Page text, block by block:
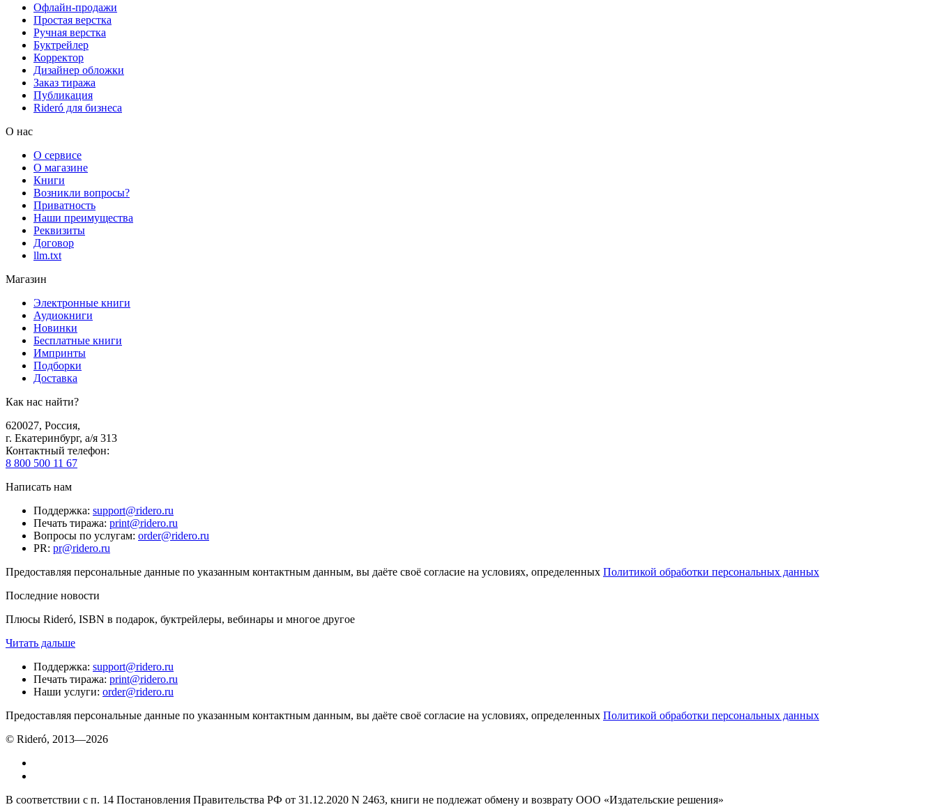
Офлайн-продажи
Простая верстка
Ручная верстка
Буктрейлер
Корректор
Дизайнер обложки
Заказ тиража
Публикация
Rideró для бизнеса
О нас
О сервисе
О магазине
Книги
Возникли вопросы?
Приватность
Наши преимущества
Реквизиты
Договор
llm.txt
Магазин
Электронные книги
Аудиокниги
Новинки
Бесплатные книги
Импринты
Подборки
Доставка
Как нас найти?
620027, Россия,
г. Екатеринбург, а/я 313
Контактный телефон:
8 800 500 11 67
Написать нам
Поддержка: support@ridero.ru
Печать тиража: print@ridero.ru
Вопросы по услугам: order@ridero.ru
PR: pr@ridero.ru
Предоставляя персональные данные по указанным контактным данным, вы даёте своё согласие на условиях, определенных Политикой обработки персональных данных
Последние новости
Плюсы Rideró, ISBN в подарок, буктрейлеры, вебинары и многое другое
Читать дальше
Поддержка: support@ridero.ru
Печать тиража: print@ridero.ru
Наши услуги: order@ridero.ru
Предоставляя персональные данные по указанным контактным данным, вы даёте своё согласие на условиях, определенных Политикой обработки персональных данных
© Rideró, 2013—2026
В соответствии с п. 14 Постановления Правительства РФ от 31.12.2020 N 2463, книги не подлежат обмену и возврату ООО «Издательские решения»